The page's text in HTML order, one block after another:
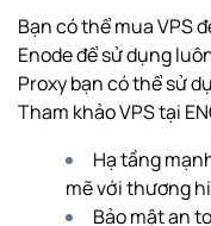
Bạn có thể mua VPS
Enode để sử dụng
Proxy bạn có thể sử
Tham khảo VPS tại
Hạ tầng
mẽ với thương
Bảo mật an